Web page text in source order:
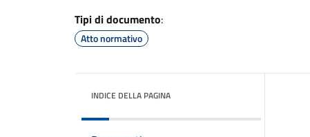
Tipi di documento:
Atto normativo
INDICE DELLA PAGINA